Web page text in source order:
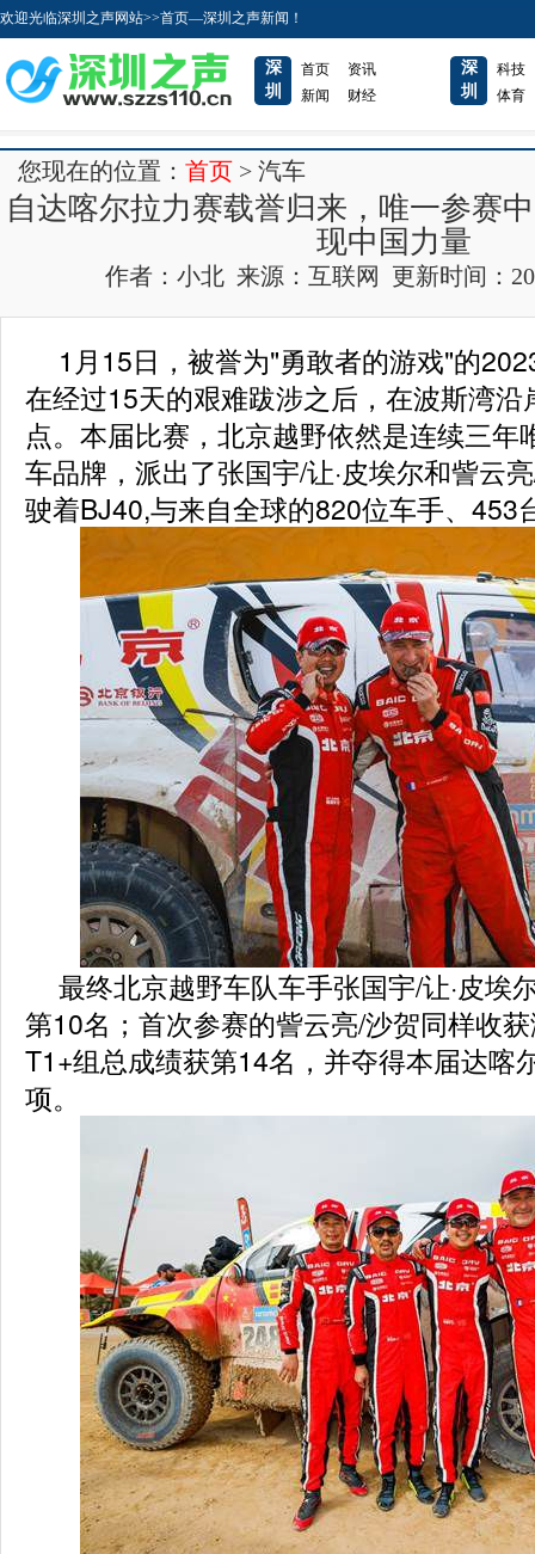
欢迎光临深圳之声网站>>首页—深圳之声新闻！
深
圳
首页
资讯
新闻
财经
深
圳
科技
体育
您现在的位置： 首页 > 汽车
自达喀尔拉力赛载誉归来，唯一参赛
现中国力量
作者：小北 来源：互联网 更新时间：
1月15日，被誉为"勇敢者的游戏"的
在经过15天的艰难跋涉之后，在波斯湾
点。本届比赛，北京越野依然是连续三年
车品牌，派出了张国宇/让·皮埃尔和訾云
驶着BJ40,与来自全球的820位车手、453
最终北京越野车队车手张国宇/让·皮埃
第10名；首次参赛的訾云亮/沙贺同样收
T1+组总成绩获第14名，并夺得本届达喀
项。